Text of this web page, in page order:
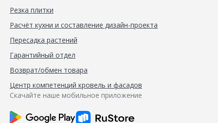
Резка плитки
Расчёт кухни и составление дизайн-проекта
Пересадка растений
Гарантийный отдел
Возврат/обмен товара
Центр компетенций кровель и фасадов
Скачайте наше мобильное приложение